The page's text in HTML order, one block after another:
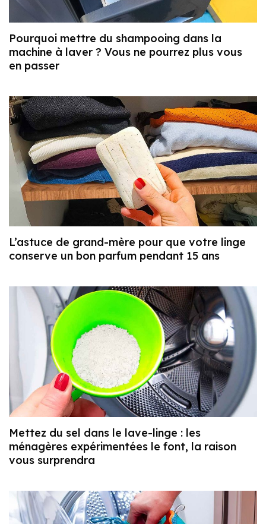
Pourquoi mettre du shampooing dans la
machine à laver ? Vous ne pourrez plus vous
en passer
L’astuce de grand-mère pour que votre linge
conserve un bon parfum pendant 15 ans
Mettez du sel dans le lave-linge : les
ménagères expérimentées le font, la raison
vous surprendra